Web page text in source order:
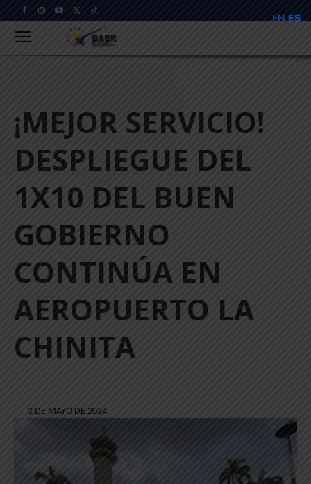
¡MEJOR SERVICIO!
DESPLIEGUE DEL
1X10 DEL BUEN
GOBIERNO
CONTINÚA EN
AEROPUERTO LA
CHINITA
2 DE MAYO DE 2024
EN ES